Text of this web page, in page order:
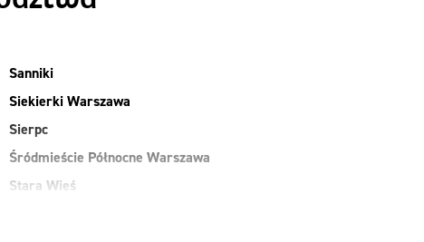
Sanniki
Siekierki Warszawa
Sierpc
Śródmieście Północne Warszawa
Stara Wieś